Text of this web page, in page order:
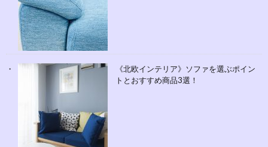
《北欧インテリア》ソファを選ぶポイン
トとおすすめ商品3選！